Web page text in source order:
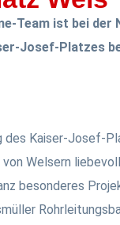
Team ist bei der
Josef-Platzes
des Kaiser-Josef-
von Welsern
besonderes